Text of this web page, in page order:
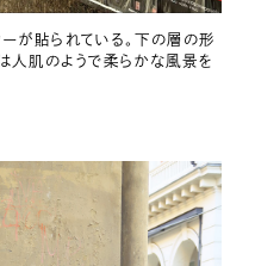
が貼られている。下の層の形
肌のようで柔らかな風景を